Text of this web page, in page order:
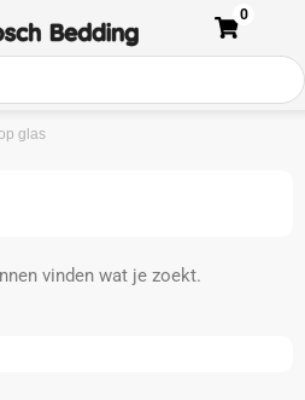
0
glas
vinden wat je zoekt.